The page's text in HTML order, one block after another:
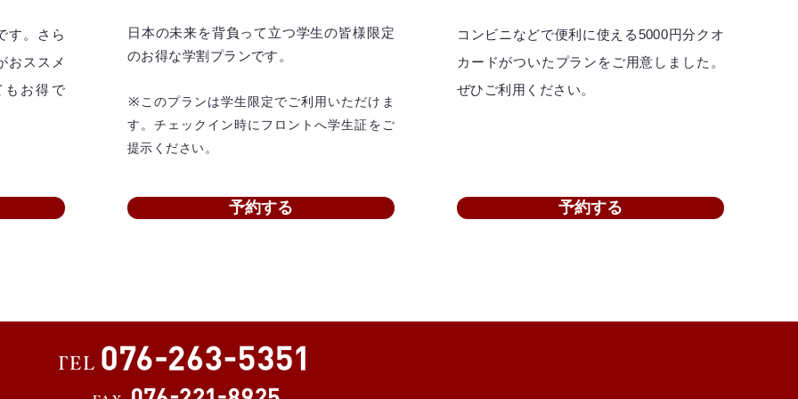
。
​さら
おススメ
もお得で
日本の未来を背負って立つ学生の皆様限定
のお得な学割プランです。
​※ このプランは学生限定でご利用いただけま
す。チェックイン時にフロントへ学生証をご
提示ください。
コンビニなどで便利に使える5000円分クオ
カードがついたプランをご用意しました。
ぜひご利用ください。
予約する 予約する